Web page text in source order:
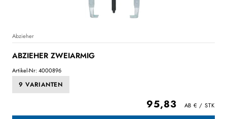
Abzieher
ABZIEHER ZWEIARMIG
Artikel-Nr: 4000896
9 VARIANTEN
95,83